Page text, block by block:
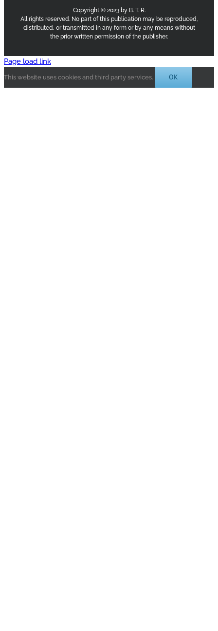
Copyright © 2023 by B. T. R.
All rights reserved. No part of this publication may be reproduced,
distributed, or transmitted in any form or by any means without
the prior written permission of the publisher.
Page load link
This website uses cookies and third party services. OK